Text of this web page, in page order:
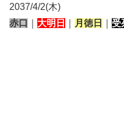
2037/4/2(木)
赤口
大明日 月徳日 受